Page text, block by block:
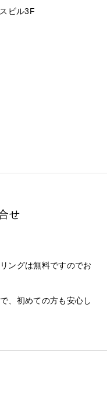
ビル3F
せ
ングは無料ですのでお
、初めての方も安心し